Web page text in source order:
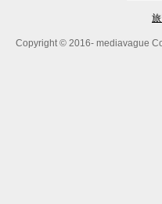
Copyright © 2016- mediavague